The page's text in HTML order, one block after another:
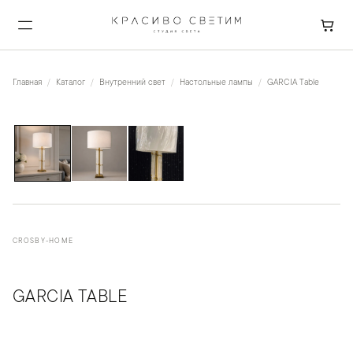
Главная Каталог Внутренний свет Настольные лампы GARCIA Table
CROSBY-HOME
GARCIA TABLE